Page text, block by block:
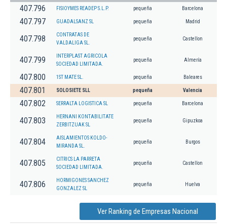
407.796 FISIOYMES READEP S.L.P. pequeña Barcelona
407.797 GUADALSANZ SL pequeña Madrid
407.798
CONTRATAS DE
VALDALIGA SL.
pequeña Castellon
407.799
INTERPLAST AGRICOLA
SOCIEDAD LIMITADA.
pequeña Almería
407.800 1ST MATE SL. pequeña Baleares
407.801 SOLOSIETE SLL pequeña Valencia
407.802 SERRALTA LOGISTICA SL pequeña Barcelona
407.803
HERNANI KONTABILITATE
ZERBITZUAK SL
pequeña Gipuzkoa
407.804
AISLAMIENTOS KOLDO-
MIRANDA SL.
pequeña Burgos
407.805
CITRICS LA PARRETA
SOCIEDAD LIMITADA.
pequeña Castellon
407.806
HORMIGONES SANCHEZ
GONZALEZ SL
pequeña Huelva
Ver Ranking de Empresas Nacional